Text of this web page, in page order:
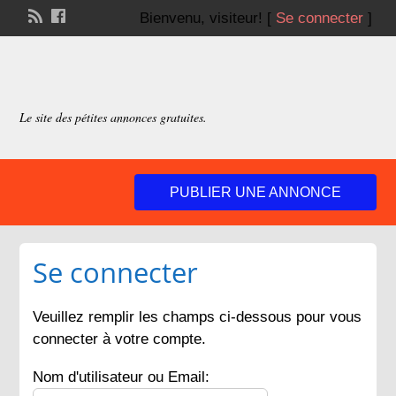
Bienvenu, visiteur! [ Se connecter]
Le site des pétites annonces gratuites.
PUBLIER UNE ANNONCE
Se connecter
Veuillez remplir les champs ci-dessous pour vous
connecter à votre compte.
Nom d'utilisateur ou Email: